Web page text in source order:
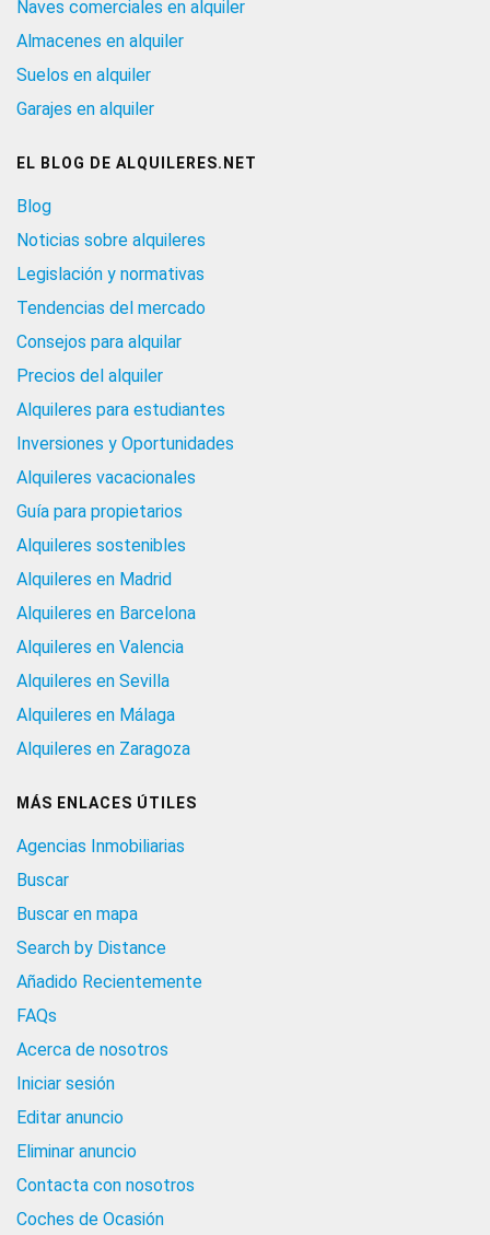
Naves comerciales en alquiler
Almacenes en alquiler
Suelos en alquiler
Garajes en alquiler
EL BLOG DE ALQUILERES.NET
Blog
Noticias sobre alquileres
Legislación y normativas
Tendencias del mercado
Consejos para alquilar
Precios del alquiler
Alquileres para estudiantes
Inversiones y Oportunidades
Alquileres vacacionales
Guía para propietarios
Alquileres sostenibles
Alquileres en Madrid
Alquileres en Barcelona
Alquileres en Valencia
Alquileres en Sevilla
Alquileres en Málaga
Alquileres en Zaragoza
MÁS ENLACES ÚTILES
Agencias Inmobiliarias
Buscar
Buscar en mapa
Search by Distance
Añadido Recientemente
FAQs
Acerca de nosotros
Iniciar sesión
Editar anuncio
Eliminar anuncio
Contacta con nosotros
Coches de Ocasión